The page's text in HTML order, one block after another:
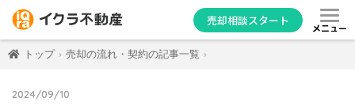
売却相談スタート
メニュー
トップ 売却の流れ・契約の記事一覧
2024/09/10